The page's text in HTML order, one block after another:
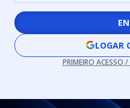
LOGAR
PRIMEIRO ACESSO